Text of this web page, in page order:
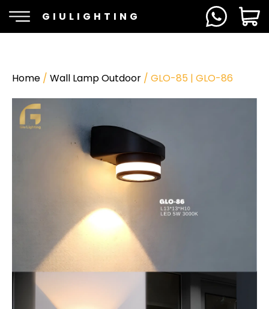
GIULIGHTING
Home / Wall Lamp Outdoor / GLO-85 | GLO-86